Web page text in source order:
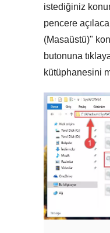
istediğiniz
pencere
(Masaüstü)"
butonuna
kütüphanesini